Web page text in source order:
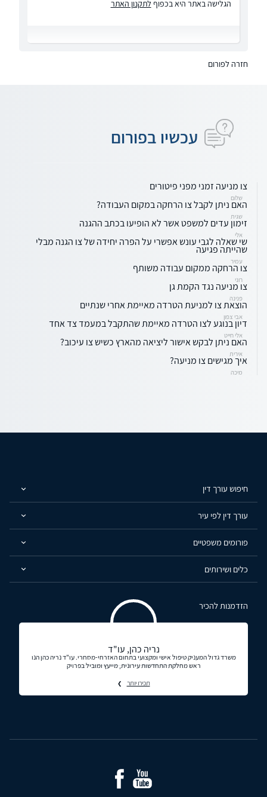
הגלישה באתר היא בכפוף לתקנון האתר
חזרה לפורום
עכשיו בפורום
צו מניעה זמני מפני פיטורים
שלום
האם ניתן לקבל צו הרחקה במקום העבודה?
שגית
זימון עדים למשפט אשר לא הופיעו בכתב ההגנה
אלי
שי שאלה לגבי עונש אפשרי על הפרה יחידה של צו הגנה מבלי
שהייתה פגיעה
עמיר
צו הרחקה ממקום עבודה משותף
רוני
צו מניעה נגד הקמת גן
פנינה
הוצאת צו למניעת הטרדה מאיימת אחרי שנתיים
אבי צפון
דיון בנוגע לצו הטרדה מאיימת שהתקבל במעמד צד אחד
אלי חייט
האם ניתן לבקש אישור ליציאה מהארץ כשיש צו עיכוב?
אירית
איך מגישים צו מניעה?
מיכה
חיפוש עורך דין
עורך דין לפי עיר
פורומים משפטיים
כלים ושירותים
הזדמנות להכיר
נריה כהן, עו"ד
משרד גדול המעניק טיפול אישי ומקצועי בתחום האזרחי-מסחרי. עו"ד נריה כהן הנו
ראש מחלקת התחדשות עירונית, מייעץ ומוביל בפרויק
תכירו יותר